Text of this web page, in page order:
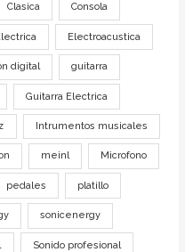
Clasica Consola
Electroacustica
digital guitarra
Guitarra Electrica
Intrumentos musicales
meinl Microfono
pedales platillo
sonicenergy
Sonido profesional